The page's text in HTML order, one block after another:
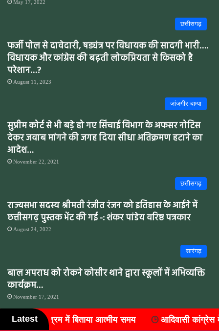
May 17, 2022
छत्तीसगढ़
फर्जी पोल से दावेदारी, षड्यंत्र पर विधायक की सादगी भारी….
विधायक और कांग्रेस की बढ़ती लोकप्रियता से किसको है
परेशान…?
August 11, 2023
जांजगीर चाम्पा
सुप्रीम कोर्ट से भी बड़े हो गए सिंचाई विभाग के अफसर नोटिस
देकर जवाब मांगने की जगह दिया सीधा अतिक्रमण हटाने का
आदेश…
November 22, 2021
छत्तीसगढ़
राज्यसभा सदस्य श्रीमती रंजीत रंजन को इतिहास के आईने में
छत्तीसगढ़ पुस्तक भेंट की गई -: शंकर पांडेय वरिष्ठ पत्रकार
August 24, 2022
सारंगढ़
बाल अपराध को रोकने कोसीर थाने द्वारा स्कूलों में अभिव्यक्ति
कार्यक्रम…
November 17, 2021
कोसीर
Latest
आदिवासी कांग्रेस में संगठन विस्तार, जिले के सात ब्लॉकों में नए